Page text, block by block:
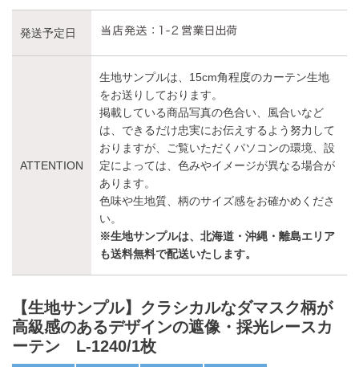
発送予定日
ATTENTION
生地サンプルは、15cm角程度のカーテン生地
をお送りしております。
掲載している商品写真の色合い、風合いなど
は、できるだけ忠実にお伝えするよう努力して
おりますが、ご覧いただくパソコンの環境、設
定によっては、色みやイメージが異なる場合が
あります。
色味や生地質、柄のサイズ感をお確かめくださ
い。
※生地サンプルは、北海道・沖縄・離島エリア
も送料無料で配送いたします。
【生地サンプル】クラシカルなダマスク柄が
高級感のあるデザインの遮像・採光レースカ
ーテン L-1240/1枚